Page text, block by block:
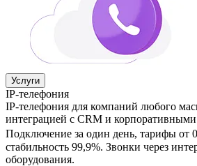
Услуги
IP-телефония
IP-телефония для компаний любого
интеграцией с CRM и
Подключение за один день, тарифы от
стабильность 99,9%. Звонки через
оборудования.